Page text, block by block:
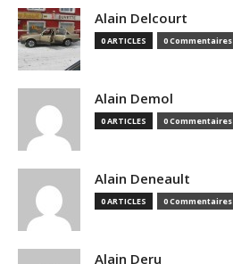
Alain Delcourt
0 ARTICLES 0 Commentaires
Alain Demol
0 ARTICLES 0 Commentaires
Alain Deneault
0 ARTICLES 0 Commentaires
Alain Deru